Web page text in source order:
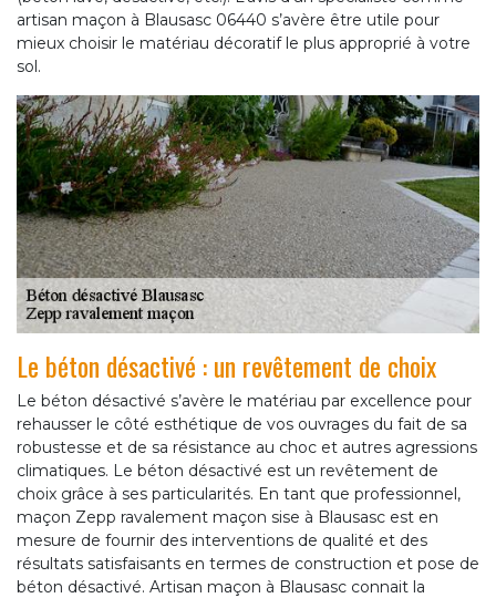
artisan maçon à Blausasc 06440 s’avère être utile pour
mieux choisir le matériau décoratif le plus approprié à votre
sol.
Le béton désactivé : un revêtement de choix
Le béton désactivé s’avère le matériau par excellence pour
rehausser le côté esthétique de vos ouvrages du fait de sa
robustesse et de sa résistance au choc et autres agressions
climatiques. Le béton désactivé est un revêtement de
choix grâce à ses particularités. En tant que professionnel,
maçon Zepp ravalement maçon sise à Blausasc est en
mesure de fournir des interventions de qualité et des
résultats satisfaisants en termes de construction et pose de
béton désactivé. Artisan maçon à Blausasc connait la